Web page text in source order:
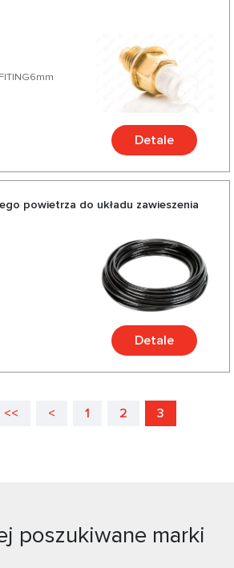
Detale
powietrza do układu zawieszenia
Detale
<< < 1 2 3
poszukiwane marki